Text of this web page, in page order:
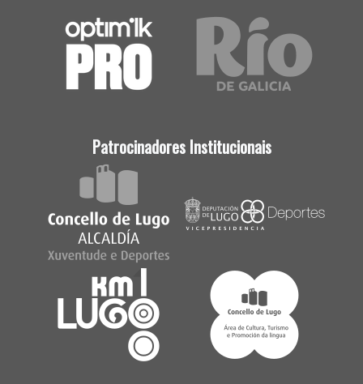
Patrocinadores Institucionais